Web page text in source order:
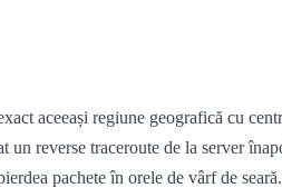
aceeași regiune geografică cu
reverse traceroute de la server
pachete în orele de vârf de